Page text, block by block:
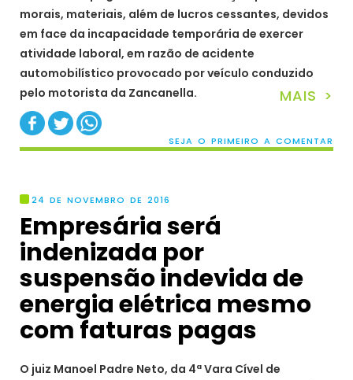
morais, materiais, além de lucros cessantes, devidos
em face da incapacidade temporária de exercer
atividade laboral, em razão de acidente
automobilístico provocado por veículo conduzido
pelo motorista da Zancanella.
MAIS >
SEJA O PRIMEIRO A COMENTAR
24 DE NOVEMBRO DE 2016
Empresária será
indenizada por
suspensão indevida de
energia elétrica mesmo
com faturas pagas
O juiz Manoel Padre Neto, da 4ª Vara Cível de